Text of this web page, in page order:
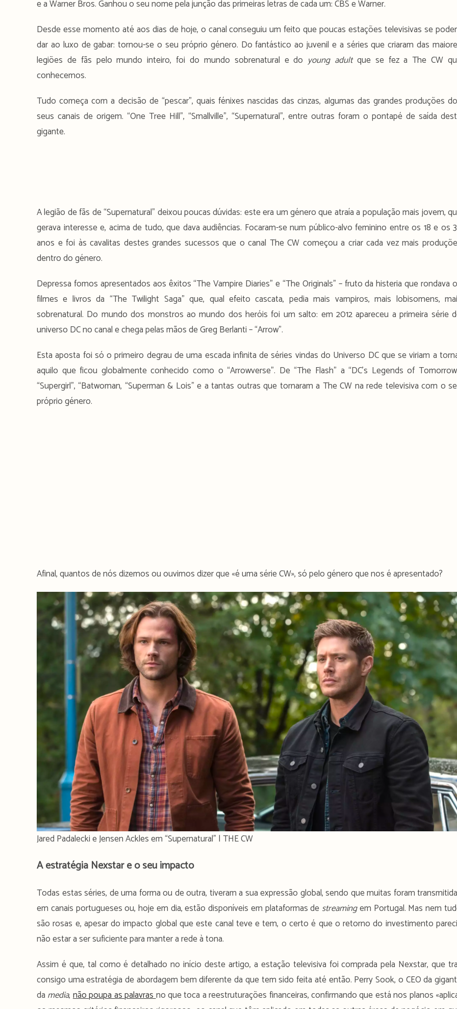
e a Warner Bros. Ganhou o seu nome pela junção das primeiras letras de cada um: CBS e Warner.
Desde esse momento até aos dias de hoje, o canal conseguiu um feito que poucas estações televisivas se
dar ao luxo de gabar: tornou-se o seu próprio género. Do fantástico ao juvenil e a séries que criaram das
legiões de fãs pelo mundo inteiro, foi do mundo sobrenatural e doyoung adultque se fez a The CW
conhecemos.
Tudo começa com a decisão de “pescar”, quais fénixes nascidas das cinzas, algumas das grandes produções
seus canais de origem. “One Tree Hill”, “Smallville”, “Supernatural”, entre outras foram o pontapé de saída
gigante.
A legião de fãs de “Supernatural” deixou poucas dúvidas: este era um género que atraía a população mais jovem,
gerava interesse e, acima de tudo, que dava audiências. Focaram-se num público-alvo feminino entre os 18 e os
anos e foi às cavalitas destes grandes sucessos que o canal The CW começou a criar cada vez mais
dentro do género.
Depressa fomos apresentados aos êxitos “The Vampire Diaries” e “The Originals” – fruto da histeria que rondava
filmes e livros da “The Twilight Saga” que, qual efeito cascata, pedia mais vampiros, mais lobisomens,
sobrenatural. Do mundo dos monstros ao mundo dos heróis foi um salto: em 2012 apareceu a primeira série
universo DC no canal e chega pelas mãos de Greg Berlanti – “Arrow”.
Esta aposta foi só o primeiro degrau de uma escada infinita de séries vindas do Universo DC que se viriam a
aquilo que ficou globalmente conhecido como o “Arrowverse”. De “The Flash” a “DC’s Legends of
“Supergirl”, “Batwoman, “Superman & Lois” e a tantas outras que tornaram a The CW na rede televisiva com o
próprio género.
Afinal, quantos de nós dizemos ou ouvimos dizer que «é uma série CW», só pelo género que nos é apresentado?
Jared Padalecki e Jensen Ackles em “Supernatural” | THE CW
A estratégia Nexstar e o seu impacto
Todas estas séries, de uma forma ou de outra, tiveram a sua expressão global, sendo que muitas foram
em canais portugueses ou, hoje em dia, estão disponíveis em plataformas de streamingem Portugal. Mas nem
são rosas e, apesar do impacto global que este canal teve e tem, o certo é que o retorno do investimento
não estar a ser suficiente para manter a rede à tona.
Assim é que, tal como é detalhado no início deste artigo, a estação televisiva foi comprada pela Nexstar, que
consigo uma estratégia de abordagem bem diferente da que tem sido feita até então. Perry Sook, o CEO da
da media,não poupa as palavrasno que toca a reestruturações financeiras, confirmando que está nos planos